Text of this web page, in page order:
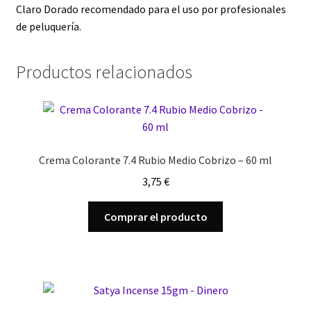
Claro Dorado recomendado para el uso por profesionales
de peluquería.
Productos relacionados
Crema Colorante 7.4 Rubio Medio Cobrizo – 60 ml
3,75 €
Comprar el producto